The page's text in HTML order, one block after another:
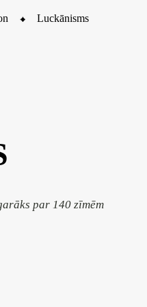
Luckānisms
par 140 zīmēm